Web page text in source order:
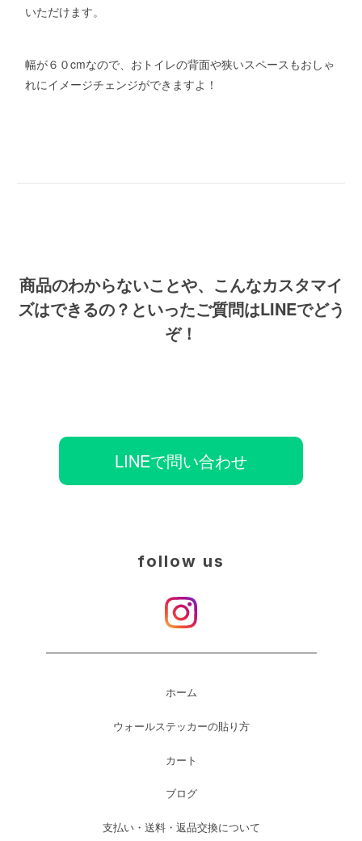
いただけます。
幅が６０cmなので、おトイレの背面や狭いスペースもおしゃ
れにイメージチェンジができますよ！
商品のわからないことや、こんなカスタマイ
ズはできるの？といったご質問はLINEでどう
ぞ！
LINEで問い合わせ
follow us
ホーム
ウォールステッカーの貼り方
カート
ブログ
支払い・送料・返品交換について